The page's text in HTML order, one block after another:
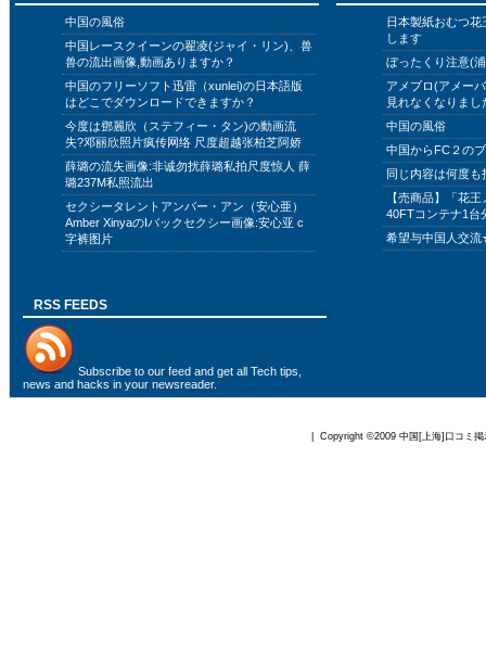
中国の風俗
中国レースクイーンの翟凌(ジャイ・リン)、兽
兽の流出画像,動画ありますか？
中国のフリーソフト迅雷（xunlei)の日本語版
はどこでダウンロードできますか？
今度は鄧麗欣（ステフィー・タン)の動画流
失?邓丽欣照片疯传网络 尺度超越张柏芝阿娇
薛璐の流失画像:非诚勿扰薛璐私拍尺度惊人 薛
璐237M私照流出
セクシータレントアンバー・アン（安心亜）
Amber XinyaのIバックセクシー画像:安心亚 c
字裤图片
日本製紙おむつ
します
ぼったくり注意(
アメブロ(アメー
見れなくなりまし
中国の風俗
中国からFC２の
同じ内容は何度
【売商品】「花
40FTコンテナ1台
希望与中国人交
RSS FEEDS
Subscribe to our feed and get all Tech tips,
news and hacks in your newsreader.
| Copyright ©2009 中国[上海]口コミ掲